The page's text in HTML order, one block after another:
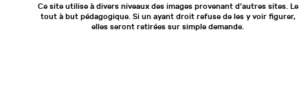
Ce site utilise à divers niveaux des images provenant d’autres sites. Le
tout à but pédagogique. Si un ayant droit refuse de les y voir figurer,
elles seront retirées sur simple demande.